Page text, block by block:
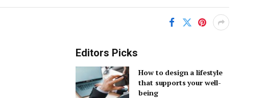
Editors Picks
How to design a lifestyle
that supports your well-
being